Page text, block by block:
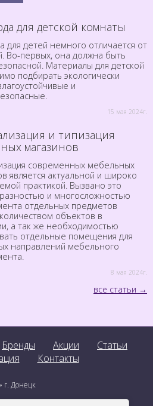
для детской комнаты
для детей немного отличается от
Во-первых, она должна быть
Материалы для детской
подбирать экологически
и
15 мая 2024г.
и типизация
магазинов
современных мебельных
является актуальной и широко
практикой. Вызвано это
и многосложностью
отдельных предметов
объектов в
а так же необходимостью
отдельные помещения для
направлений мебельного
8 мая 2024г.
все статьи
Бренды Акции
Статьи
Контакты
Донецк